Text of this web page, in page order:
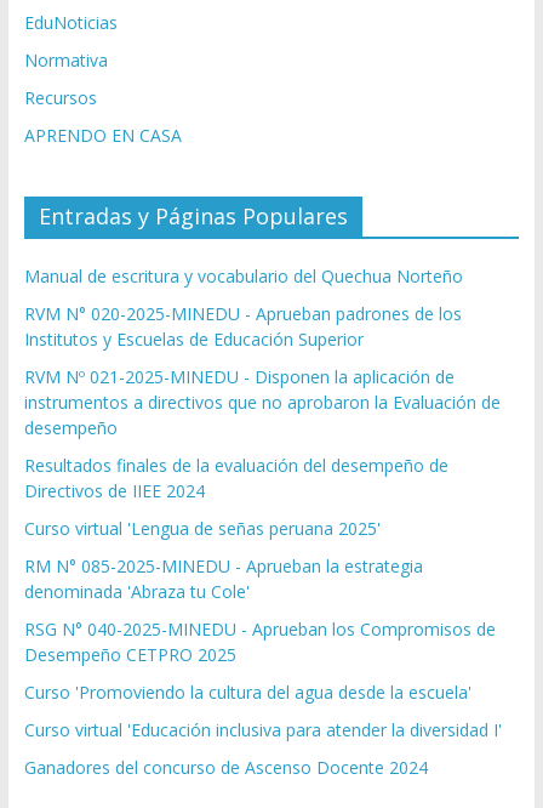
EduNoticias
Normativa
Recursos
APRENDO EN CASA
Entradas y Páginas Populares
Manual de escritura y vocabulario del Quechua Norteño
RVM N° 020-2025-MINEDU - Aprueban padrones de los
Institutos y Escuelas de Educación Superior
RVM Nº 021-2025-MINEDU - Disponen la aplicación de
instrumentos a directivos que no aprobaron la Evaluación de
desempeño
Resultados finales de la evaluación del desempeño de
Directivos de IIEE 2024
Curso virtual 'Lengua de señas peruana 2025'
RM N° 085-2025-MINEDU - Aprueban la estrategia
denominada 'Abraza tu Cole'
RSG N° 040-2025-MINEDU - Aprueban los Compromisos de
Desempeño CETPRO 2025
Curso 'Promoviendo la cultura del agua desde la escuela'
Curso virtual 'Educación inclusiva para atender la diversidad I'
Ganadores del concurso de Ascenso Docente 2024